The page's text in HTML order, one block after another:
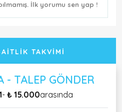
İlk yorumu sen yap !
TAKVIMI
- TALEP GÖNDER
- ₺ 15.000arasında